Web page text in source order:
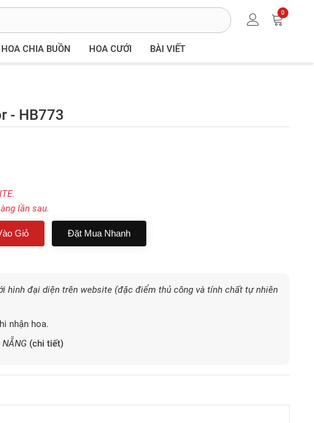
0
HOA CHIA BUỒN HOA CƯỚI BÀI VIẾT
- HB773
lần sau.
Đặt Mua Nhanh
hình đại diện trên website (đặc điểm thủ công và tính chất tự nhiên
nhận hoa.
(chi tiết)